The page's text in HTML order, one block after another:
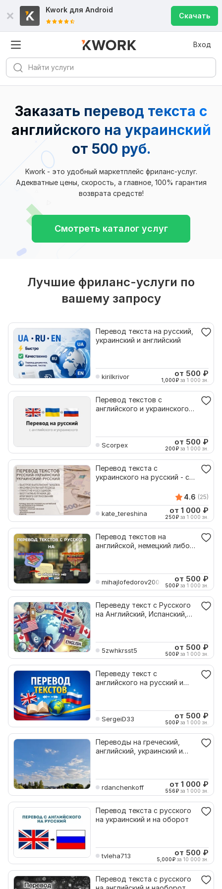
Kwork для Android
Скачать
Вход
Заказать перевод текста с
английского на украинский
от 500 руб.
Kwork - это удобный маркетплейс фриланс-услуг.
Адекватные цены, скорость, а главное, 100% гарантия
возврата средств!
Смотреть каталог услуг
Лучшие фриланс-услуги по
вашему запросу
Перевод текста на русский,
украинский и английский
kirilkrivor от 500 ₽
1,000₽ за 1 000 зн.
Перевод текстов с
английского и украинского
Scorpex от 500 ₽
200₽ за 1 000 зн.
Перевод текста с
украинского на русский - с
4.6 (25)
kate_tereshina от 1 000 ₽
250₽ за 1 000 зн.
Перевод текстов на
английской, немецкий либо
mihajlofedorov2004 от 500 ₽
500₽ за 1 000 зн.
Переведу текст с Русского
на Английский, Испанский,
5zwhkrsst5 от 500 ₽
500₽ за 1 000 зн.
Переведу текст с
английского на русский и
SergeiD33 от 500 ₽
500₽ за 1 000 зн.
Переводы на греческий,
английский, украинский и
rdanchenkoff от 1 000 ₽
556₽ за 1 000 зн.
Перевод текста с русского
на украинский и на оборот
tvleha713 от 500 ₽
5,000₽ за 10 000 зн.
Перевод текста с русского